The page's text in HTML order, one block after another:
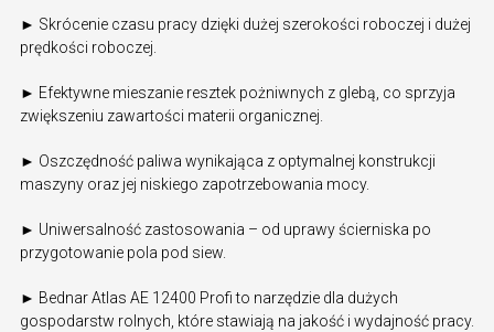
► Skrócenie czasu pracy dzięki dużej szerokości roboczej i dużej
prędkości roboczej.
► Efektywne mieszanie resztek pożniwnych z glebą, co sprzyja
zwiększeniu zawartości materii organicznej.
► Oszczędność paliwa wynikająca z optymalnej konstrukcji
maszyny oraz jej niskiego zapotrzebowania mocy.
► Uniwersalność zastosowania – od uprawy ścierniska po
przygotowanie pola pod siew.
► Bednar Atlas AE 12400 Profi to narzędzie dla dużych
gospodarstw rolnych, które stawiają na jakość i wydajność pracy.